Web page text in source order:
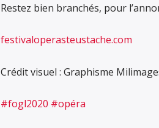
Restez bien branchés, pour
festivaloperasteustache.com
Crédit visuel : Graphisme
#fogl2020 #opéra